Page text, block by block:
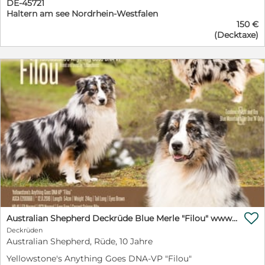
DE-45721
Haltern am see Nordrhein-Westfalen
150 €
(Decktaxe)
Australian Shepherd Deckrüde Blue Merle "Filou" www.YellowstoneAussies.de
Deckrüden
Australian Shepherd, Rüde, 10 Jahre
Yellowstone's Anything Goes DNA-VP "Filou"
